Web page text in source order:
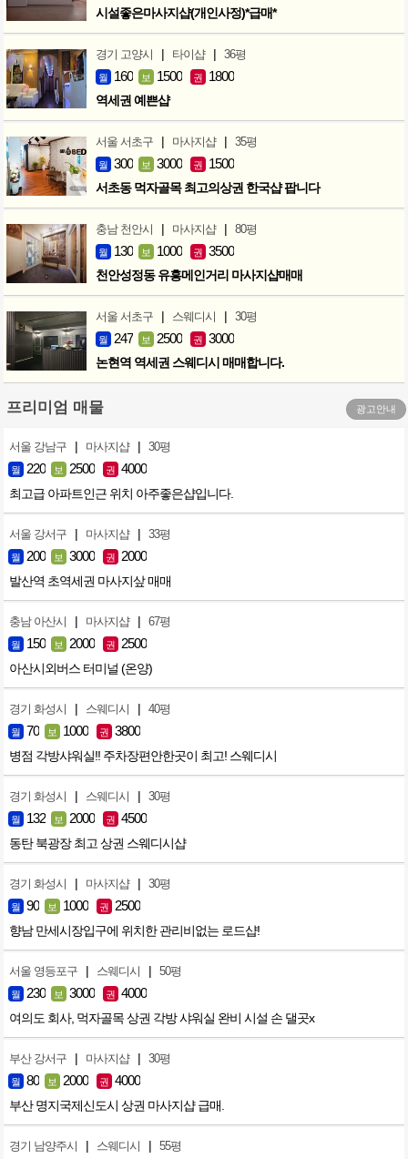
시설좋은마사지샵(개인사정)*급매*
경기 고양시 | 타이샵 | 36평
월 160 보 1500 권 1800
역세권 예쁜샵
서울 서초구 | 마사지샵 | 35평
월 300 보 3000 권 1500
서초동 먹자골목 최고의상권 한국샵 팝니다
충남 천안시 | 마사지샵 | 80평
월 130 보 1000 권 3500
천안성정동 유흥메인거리 마사지샵매매
서울 서초구 | 스웨디시 | 30평
월 247 보 2500 권 3000
논현역 역세권 스웨디시 매매합니다.
프리미엄 매물 광고안내
서울 강남구 | 마사지샵 | 30평
월 220 보 2500 권 4000
최고급 아파트인근 위치 아주좋은샵입니다.
서울 강서구 | 마사지샵 | 33평
월 200 보 3000 권 2000
발산역 초역세권 마사지샆 매매
충남 아산시 | 마사지샵 | 67평
월 150 보 2000 권 2500
아산시외버스 터미널 (온양)
경기 화성시 | 스웨디시 | 40평
월 70 보 1000 권 3800
병점 각방샤워실!! 주차장편안한곳이 최고! 스웨디시
경기 화성시 | 스웨디시 | 30평
월 132 보 2000 권 4500
동탄 북광장 최고 상권 스웨디시샵
경기 화성시 | 마사지샵 | 30평
월 90 보 1000 권 2500
향남 만세시장입구에 위치한 관리비없는 로드샵!
서울 영등포구 | 스웨디시 | 50평
월 230 보 3000 권 4000
여의도 회사, 먹자골목 상권 각방 샤워실 완비 시설 손 댈곳x
부산 강서구 | 마사지샵 | 30평
월 80 보 2000 권 4000
부산 명지국제신도시 상권 마사지샵 급매.
경기 남양주시 | 스웨디시 | 55평